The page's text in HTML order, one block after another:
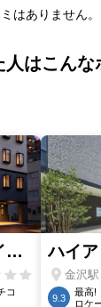
はありません。
人はこん